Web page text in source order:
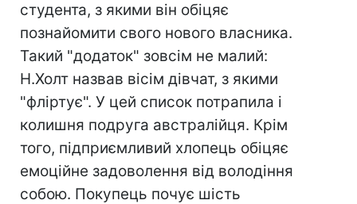
студента, з якими він обіцяє
познайомити свого нового власника.
Такий "додаток" зовсім не малий:
Н.Холт назвав вісім дівчат, з якими
"фліртує". У цей список потрапила і
колишня подруга австралійця. Крім
того, підприємливий хлопець обіцяє
емоційне задоволення від володіння
собою. Покупець почує шість